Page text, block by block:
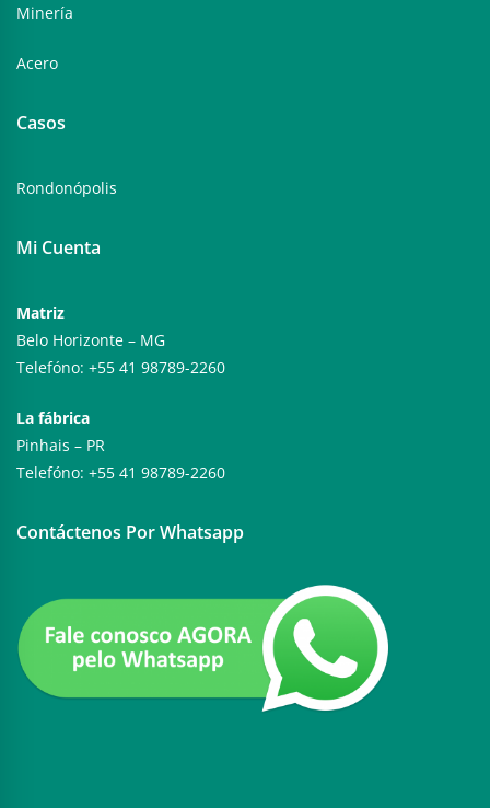
Minería
Acero
Casos
Rondonópolis
Mi Cuenta
Matriz
Belo Horizonte – MG
Telefóno: +55 41 98789-2260
La fábrica
Pinhais – PR
Telefóno: +55 41 98789-2260
Contáctenos Por Whatsapp